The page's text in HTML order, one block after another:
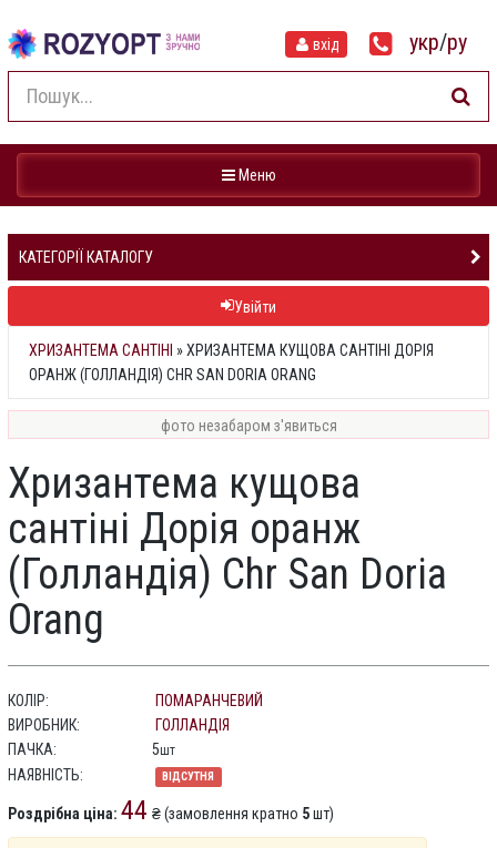
вхід укр/ру
Навігація
Меню
КАТЕГОРІЇ КАТАЛОГУ
Увійти
ХРИЗАНТЕМА САНТІНІ »ХРИЗАНТЕМА КУЩОВА САНТІНІ ДОРІЯ
ОРАНЖ (ГОЛЛАНДІЯ) CHR SAN DORIA ORANG
фото незабаром з'явиться
Хризантема кущова
сантіні Дорія оранж
(Голландія) Chr San Doria
Orang
КОЛІР:
ПОМАРАНЧЕВИЙ
ВИРОБНИК:
ГОЛЛАНДІЯ
ПАЧКА:
5шт
НАЯВНІСТЬ: ВІДСУТНЯ
Роздрібна ціна: 44 ₴ (замовлення кратно 5шт)